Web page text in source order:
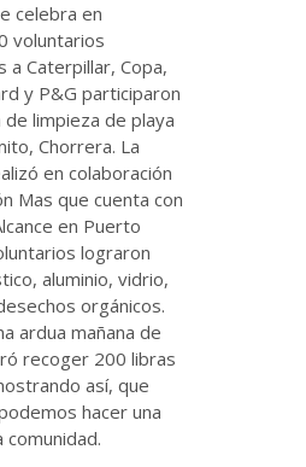
celebra en
voluntarios
Caterpillar, Copa,
y P&G participaron
limpieza de playa
Chorrera. La
en colaboración
Mas que cuenta con
en Puerto
lograron
aluminio, vidrio,
orgánicos.
ardua mañana de
recoger 200 libras
así, que
hacer una
comunidad.